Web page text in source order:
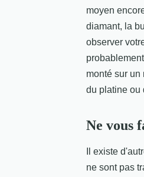
moyen
diamant, la
observer
monté sur un
du platine ou
Ne vous
Il existe
ne sont pas